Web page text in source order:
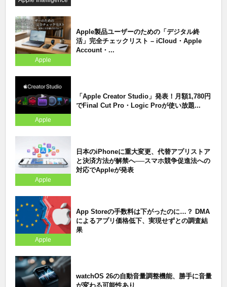
Apple
Apple製品ユーザーのための「デジタル終
活」完全チェックリスト – iCloud・Apple
Account・...
Apple
「Apple Creator Studio」発表！月額1,780円
でFinal Cut Pro・Logic Proが使い放題...
Apple
日本のiPhoneに重大変更、代替アプリストア
と決済方法が解禁へ──スマホ競争促進法への
対応でAppleが発表
Apple
App Storeの手数料は下がったのに…？ DMA
によるアプリ価格低下、実現せずとの調査結
果
watchOS 26の自動音量調整機能、勝手に音量
が変わる可能性あり